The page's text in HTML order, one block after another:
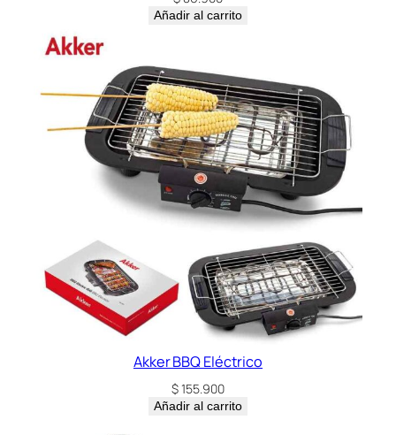
Añadir al carrito
Akker BBQ Eléctrico
$155.900
Añadir al carrito